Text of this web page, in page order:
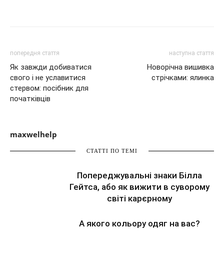
попередня стаття
Як завжди добиватися
свого і не уславитися
стервом: посібник для
початківців
наступна стаття
Новорічна вишивка
стрічками: ялинка
maxwelhelp
СТАТТІ ПО ТЕМІ
Попереджувальні знаки Білла
Гейтса, або як вижити в суворому
світі карєрному
А якого кольору одяг на вас?